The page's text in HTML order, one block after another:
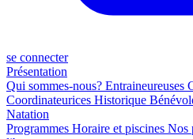
se connecter
Présentation
Qui sommes-nous? Entraineureuses
Coordinateurices Historique
Natation
Programmes Horaire et piscines Nos